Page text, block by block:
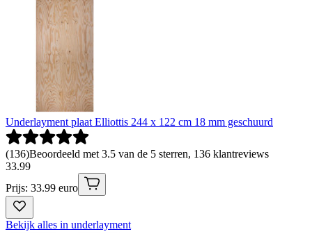
Underlayment plaat Elliottis 244 x 122 cm 18 mm geschuurd
(136)Beoordeeld met 3.5 van de 5 sterren, 136 klantreviews
33.99
Prijs: 33.99 euro
Bekijk alles in underlayment